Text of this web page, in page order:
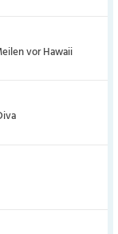
vor Hawaii